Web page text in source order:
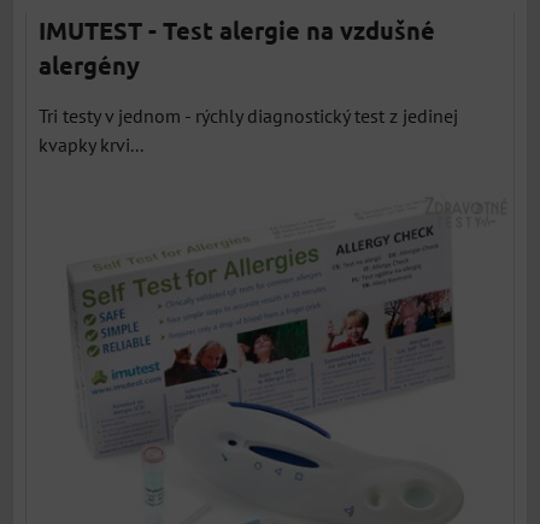
IMUTEST - Test alergie na vzdušné
alergény
Tri testy v jednom - rýchly diagnostický test z jedinej
kvapky krvi...